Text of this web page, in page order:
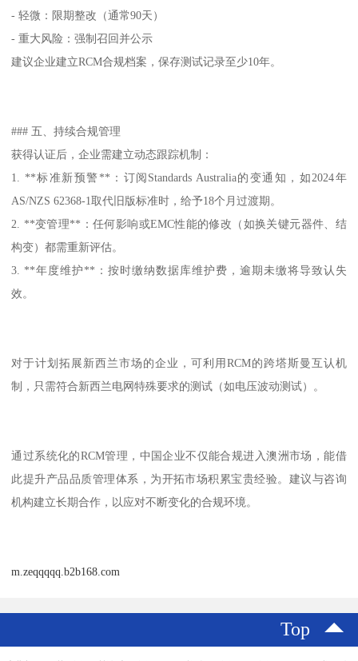
- 轻微：限期整改（通常90天）
- 重大风险：强制召回并公示
建议企业建立RCM合规档案，保存测试记录至少10年。
### 五、持续合规管理
获得认证后，企业需建立动态跟踪机制：
1. **标准新预警**：订阅Standards Australia的变通知，如2024年
AS/NZS 62368-1取代旧版标准时，给予18个月过渡期。
2. **变管理**：任何影响或EMC性能的修改（如换关键元器件、结
构变）都需重新评估。
3. **年度维护**：按时缴纳数据库维护费，逾期未缴将导致认失
效。
对于计划拓展新西兰市场的企业，可利用RCM的跨塔斯曼互认机
制，只需符合新西兰电网特殊要求的测试（如电压波动测试）。
通过系统化的RCM管理，中国企业不仅能合规进入澳洲市场，能借
此提升产品品质管理体系，为开拓市场积累宝贵经验。建议与咨询
机构建立长期合作，以应对不断变化的合规环境。
m.zeqqqqq.b2b168.com
Top